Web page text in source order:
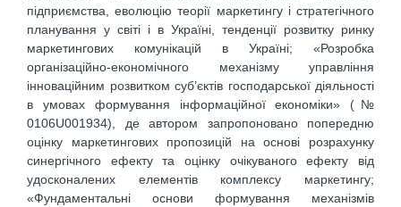
підприємства, еволюцію теорії маркетингу і стратегічного
планування у світі і в Україні, тенденції розвитку ринку
маркетингових комунікацій в Україні; «Розробка
організаційно-економічного механізму управління
інноваційним розвитком суб’єктів господарської діяльності
в умовах формування інформаційної економіки» (№
0106U001934), де автором запропоновано попередню
оцінку маркетингових пропозицій на основі розрахунку
синергічного ефекту та оцінку очікуваного ефекту від
удосконалених елементів комплексу маркетингу;
«Фундаментальні основи формування механізмів